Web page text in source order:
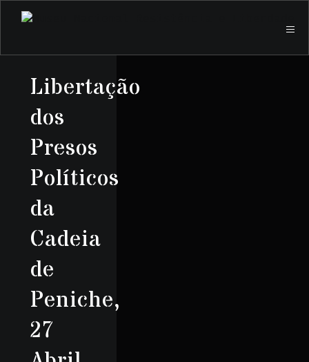
Libertação
dos
Presos
Políticos
da
Cadeia
de
Peniche,
27